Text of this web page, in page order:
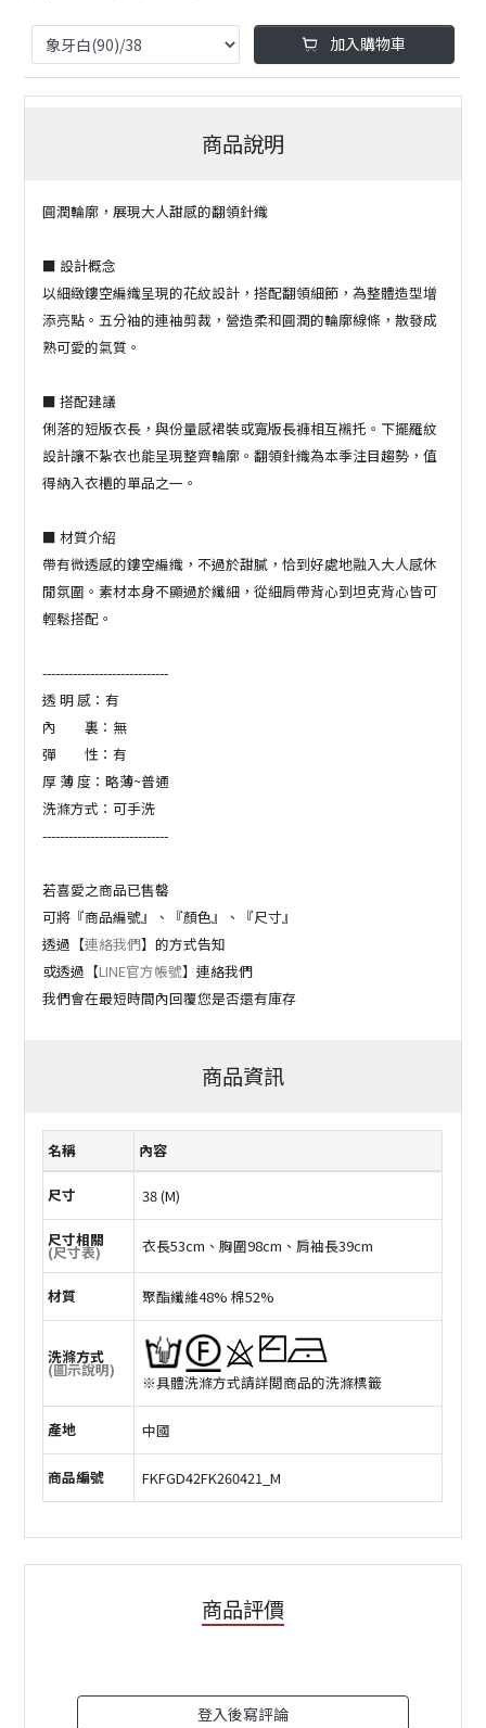
加入購物車
商品說明
圓潤輪廓，展現大人甜感的翻領針織
■ 設計概念
以細緻鏤空編織呈現的花紋設計，搭配翻領細節，為整體造型增
添亮點。五分袖的連袖剪裁，營造柔和圓潤的輪廓線條，散發成
熟可愛的氣質。
■ 搭配建議
俐落的短版衣長，與份量感裙裝或寬版長褲相互襯托。下擺羅紋
設計讓不紮衣也能呈現整齊輪廓。翻領針織為本季注目趨勢，值
得納入衣櫃的單品之一。
■ 材質介紹
帶有微透感的鏤空編織，不過於甜膩，恰到好處地融入大人感休
閒氛圍。素材本身不顯過於纖細，從細肩帶背心到坦克背心皆可
輕鬆搭配。
-----------------------------
透 明 感：有
內 裏：無
彈 性：有
厚 薄 度：略薄~普通
洗滌方式：可手洗
-----------------------------
若喜愛之商品已售罄
可將『商品編號』、『顏色』、『尺寸』
透過【連絡我們】的方式告知
或透過【LINE官方帳號】連絡我們
我們會在最短時間內回覆您是否還有庫存
商品資訊
名稱 內容
尺寸 38 (M)
尺寸相關
(尺寸表) 衣長53cm、胸圍98cm、肩袖長39cm
材質 聚酯纖維48% 棉52%
洗滌方式
(圖示說明)
※具體洗滌方式請詳閲商品的洗滌標籤
產地 中國
商品編號 FKFGD42FK260421_M
商品評價
登入後寫評論